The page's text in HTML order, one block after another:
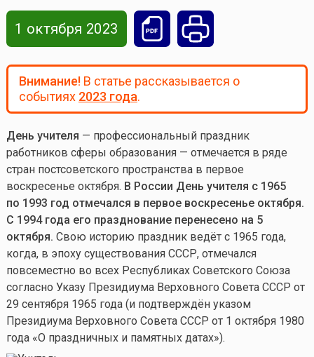
1 октября 2023
Внимание!В статье рассказывается о
событиях 2023 года.
День учителя — профессиональный праздник
работников сферы образования — отмечается в ряде
стран постсоветского пространства в первое
воскресенье октября. В России День учителя с 1965
по 1993 год отмечался в первое воскресенье октября.
С 1994 года его празднование перенесено на 5
октября. Свою историю праздник ведёт с 1965 года,
когда, в эпоху существования СССР, отмечался
повсеместно во всех Республиках Советского Союза
согласно Указу Президиума Верховного Совета СССР от
29 сентября 1965 года (и подтверждён указом
Президиума Верховного Совета СССР от 1 октября 1980
года «О праздничных и памятных датах»).